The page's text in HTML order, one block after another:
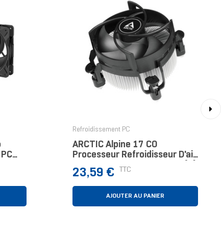
Refroidissement PC
ARCTIC Alpine 17 CO
Processeur Refroidisseur D'air
9,2 Cm Noir, Argent 1 Pièce(s)
Prix
23,59 € TTC
AJOUTER AU PANIER